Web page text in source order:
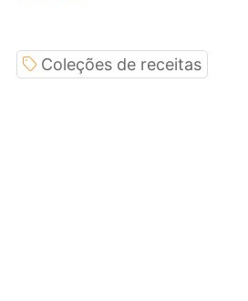
Coleções de receitas